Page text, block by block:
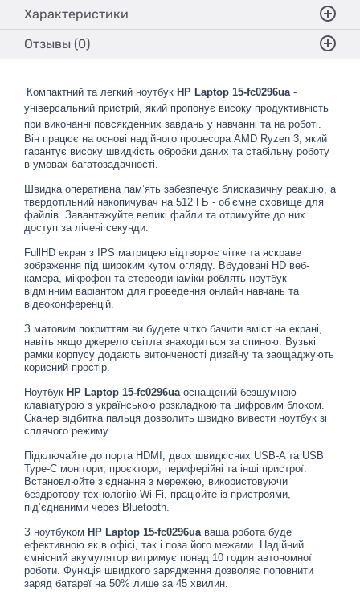
Характеристики
Отзывы (0)
Компактний та легкий ноутбук HP Laptop 15-fc0296ua -
універсальний пристрій, який пропонує високу продуктивність
при виконанні повсякденних завдань у навчанні та на роботі.
Він працює на основі надійного процесора AMD Ryzen 3, який
гарантує високу швидкість обробки даних та стабільну роботу
в умовах багатозадачності.
Швидка оперативна пам’ять забезпечує блискавичну реакцію, а
твердотільний накопичувач на 512 ГБ - об’ємне сховище для
файлів. Завантажуйте великі файли та отримуйте до них
доступ за лічені секунди.
FullHD екран з IPS матрицею відтворює чітке та яскраве
зображення під широким кутом огляду. Вбудовані HD веб-
камера, мікрофон та стереодинаміки роблять ноутбук
відмінним варіантом для проведення онлайн навчань та
відеоконференцій.
З матовим покриттям ви будете чітко бачити вміст на екрані,
навіть якщо джерело світла знаходиться за спиною. Вузькі
рамки корпусу додають витонченості дизайну та заощаджують
корисний простір.
Ноутбук HP Laptop 15-fc0296uaоснащений безшумною
клавіатурою з українською розкладкою та цифровим блоком.
Сканер відбитка пальця дозволить швидко вивести ноутбук зі
сплячого режиму.
Підключайте до порта HDMI, двох швидкісних USB-A та USB
Type-C монітори, проєктори, периферійні та інші пристрої.
Встановлюйте з’єднання з мережею, використовуючи
бездротову технологію Wi-Fi, працюйте із пристроями,
під’єднаними через Bluetooth.
З ноутбуком HP Laptop 15-fc0296uaваша робота буде
ефективною як в офісі, так і поза його межами. Надійний
ємнісний акумулятор витримує понад 10 годин автономної
роботи. Функція швидкого зарядження дозволяє поповнити
заряд батареї на 50% лише за 45 хвилин.